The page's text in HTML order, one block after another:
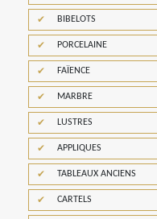
BIBELOTS
PORCELAINE
FAÏENCE
MARBRE
LUSTRES
APPLIQUES
TABLEAUX ANCIENS
CARTELS